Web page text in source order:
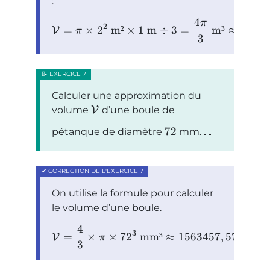
V = π × 22 m² × 1 m ÷ 3 =
3
4π
m³ ≈
Calculer une approximation du
volume V d’une boule de
pétanque de diamètre 72 mm.
On utilise la formule pour calculer
le volume d’une boule.
V =
3
4
× π × 723 mm³ ≈ 1563457, 57